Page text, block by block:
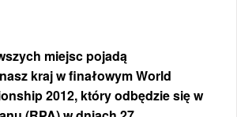
miejsc pojadą
kraj w finałowym World
2012, który odbędzie się w